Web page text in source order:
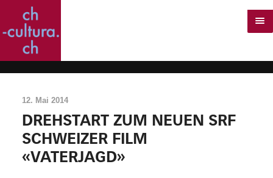
12. Mai 2014
DREHSTART ZUM NEUEN SRF
SCHWEIZER FILM
«VATERJAGD»